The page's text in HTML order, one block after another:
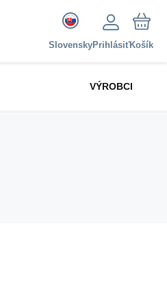
SlovenskyPrihlásiťKošík
VÝROBCI